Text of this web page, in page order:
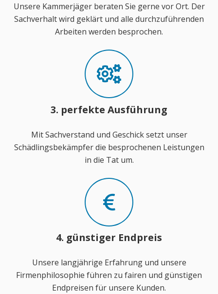
Unsere Kammerjäger beraten Sie gerne vor Ort. Der
Sachverhalt wird geklärt und alle durchzuführenden
Arbeiten werden besprochen.
3. perfekte Ausführung
Mit Sachverstand und Geschick setzt unser
Schädlingsbekämpfer die besprochenen Leistungen
in die Tat um.
4. günstiger Endpreis
Unsere langjährige Erfahrung und unsere
Firmenphilosophie führen zu fairen und günstigen
Endpreisen für unsere Kunden.